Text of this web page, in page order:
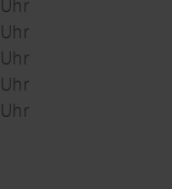
sich
den
der blauen